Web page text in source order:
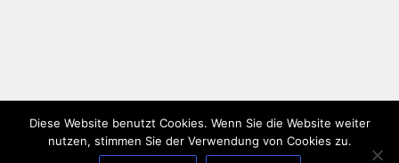
Diese Website benutzt Cookies. Wenn Sie die Website weiter
nutzen, stimmen Sie der Verwendung von Cookies zu.